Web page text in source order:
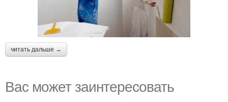
читать дальше →
Вас может заинтересовать